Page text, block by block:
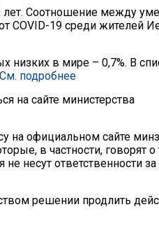
лет. Соотношение между
19 среди жителей
низких в мире – 0,7%. В
См. подробнее
на сайте министерства
на официальном сайте
в частности, говорят о
несут ответственности
решении продлить